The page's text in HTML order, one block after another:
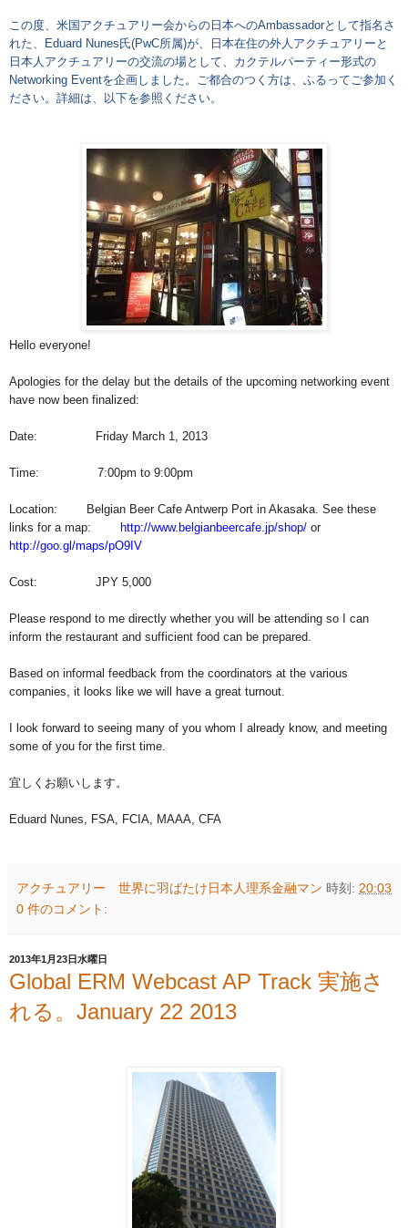
この度、米国アクチュアリー会からの日本へのAmbassadorとして指名さ
れた、
Eduard Nunes氏(PwC所属)が、日本在住の外人アクチュアリーと
日本人アクチュアリーの交流の場として、カクテルパーティー形式の
Networking Eventを企画しました。ご都合のつく方は、ふるってご参加く
ださい。詳細は、以下を参照ください。
Hello everyone!
Apologies for the delay but the details of the upcoming networking event
have now been finalized:
Date: Friday March 1, 2013
Time: 7:00pm to 9:00pm
Location: Belgian Beer Cafe Antwerp Port in Akasaka. See these
links for a map:
http://www.belgianbeercafe.jp/shop/ or
http://goo.gl/maps/pO9IV
Cost: JPY 5,000
Please respond to me directly whether you will be attending so I can
inform the restaurant and sufficient food can be prepared.
Based on informal feedback from the coordinators at the various
companies, it looks like we will have a great turnout.
I look forward to seeing many of you whom I already know, and meeting
some of you for the first time.
宜しくお願いします。
Eduard Nunes, FSA, FCIA, MAAA, CFA
アクチュアリー 世界に羽ばたけ日本人理系金融マン 時刻: 20:03
0 件のコメント:
2013年1月23日水曜日
Global ERM Webcast AP Track 実施さ
れる。January 22 2013